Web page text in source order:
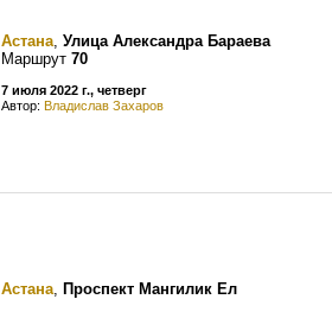
Астана, Улица Александра Бараева
Маршрут 70
7 июля 2022 г., четверг
Автор: Владислав Захаров
Астана, Проспект Мангилик Ел